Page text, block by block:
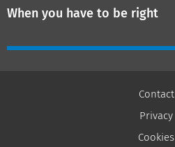
When you have to be right
Contact
Privacy
Cookies